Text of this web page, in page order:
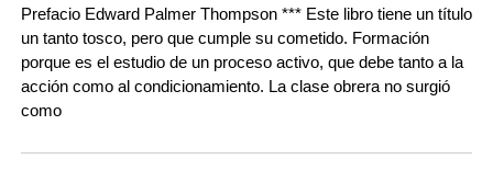
Prefacio Edward Palmer Thompson *** Este libro tiene un título
un tanto tosco, pero que cumple su cometido. Formación
porque es el estudio de un proceso activo, que debe tanto a la
acción como al condicionamiento. La clase obrera no surgió
como